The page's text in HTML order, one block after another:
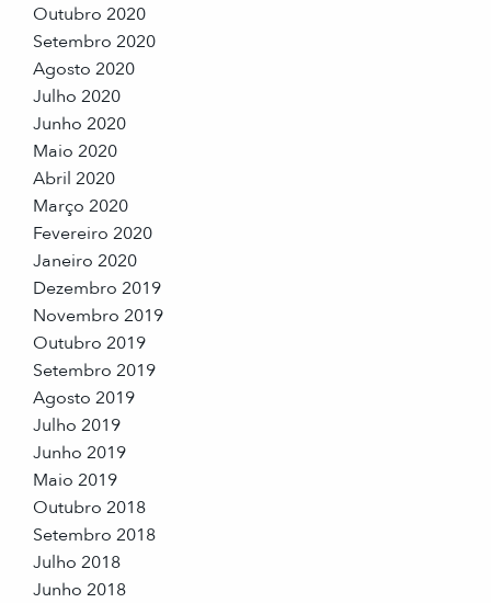
Outubro 2020
Setembro 2020
Agosto 2020
Julho 2020
Junho 2020
Maio 2020
Abril 2020
Março 2020
Fevereiro 2020
Janeiro 2020
Dezembro 2019
Novembro 2019
Outubro 2019
Setembro 2019
Agosto 2019
Julho 2019
Junho 2019
Maio 2019
Outubro 2018
Setembro 2018
Julho 2018
Junho 2018